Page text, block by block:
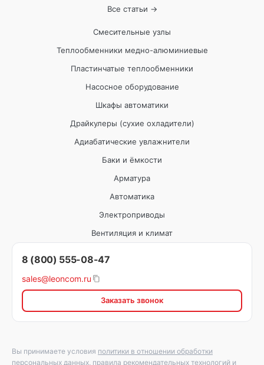
Все статьи →
Смесительные узлы
Теплообменники медно-алюминиевые
Пластинчатые теплообменники
Насосное оборудование
Шкафы автоматики
Драйкулеры (сухие охладители)
Адиабатические увлажнители
Баки и ёмкости
Арматура
Автоматика
Электроприводы
Вентиляция и климат
8 (800) 555-08-47
sales@leoncom.ru
Заказать звонок
Вы принимаете условия политики в отношении обработки
персональных данных правила рекомендательных технологий и